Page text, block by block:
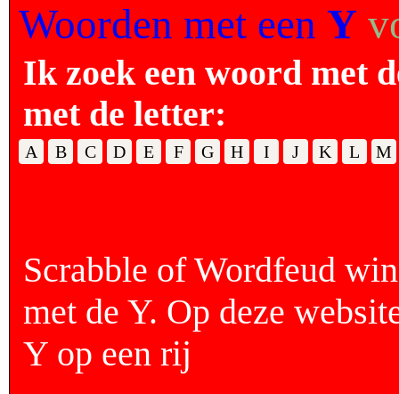
Woorden met een Y
Ik zoek een woord met
met de letter:
A B C D E F G H I J K L M
Scrabble of Wordfeud
met de Y. Op deze
Y op een rij